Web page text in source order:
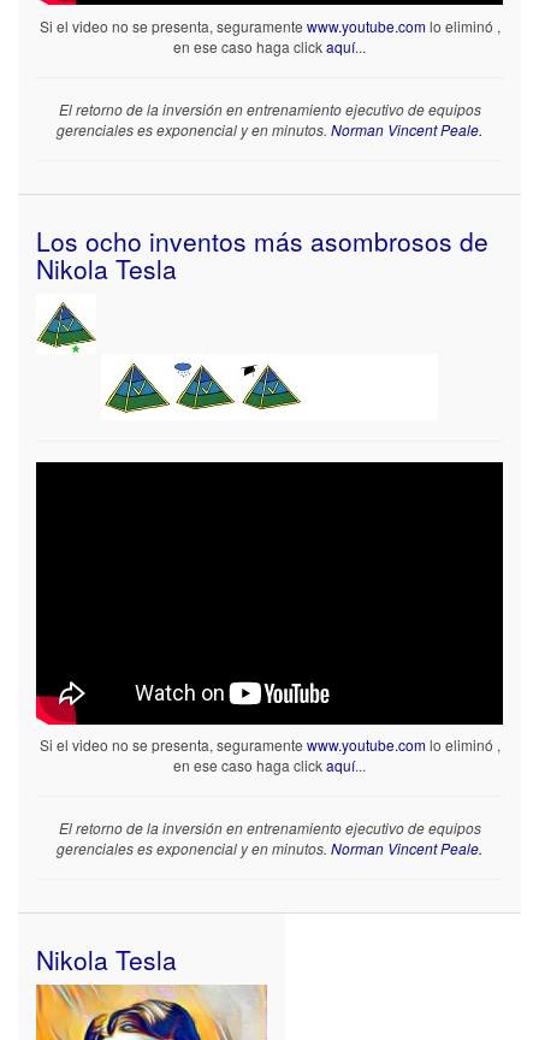
Si el video no se presenta, seguramente www.youtube.comlo eliminó ,
en ese caso haga clickaquí...
El retorno de la inversión en entrenamiento ejecutivo de equipos
gerenciales es exponencial y en minutos. Norman Vincent Peale.
Los ocho inventos más asombrosos de
Nikola Tesla
Si el video no se presenta, seguramente www.youtube.comlo eliminó ,
en ese caso haga clickaquí...
El retorno de la inversión en entrenamiento ejecutivo de equipos
gerenciales es exponencial y en minutos. Norman Vincent Peale.
Nikola Tesla